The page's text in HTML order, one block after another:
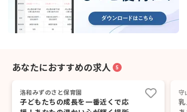
あなたにおすすめの求人 5
洛和みずのさと保育園
子どもたちの成長を一番近くで応
守